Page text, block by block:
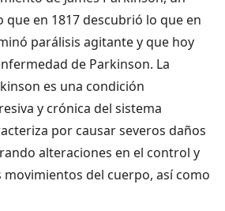
en 1817 descubrió lo que en
parálisis agitante y que hoy
de Parkinson. La
es una condición
y crónica del sistema
por causar severos daños
alteraciones en el control y
del cuerpo, así como